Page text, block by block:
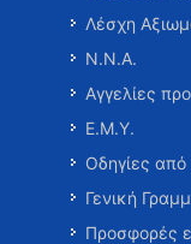
Λέσχη
Ν.Ν.Α.
Αγγελίες
Ε.Μ.Υ.
Οδηγίες
Γενική
Προσφορές